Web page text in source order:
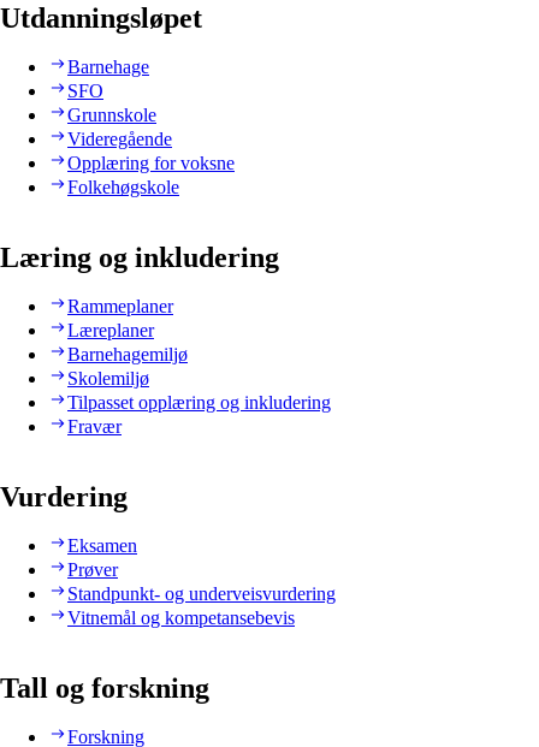
Utdanningsløpet
Barnehage
SFO
Grunnskole
Videregående
Opplæring for voksne
Folkehøgskole
Læring og inkludering
Rammeplaner
Læreplaner
Barnehagemiljø
Skolemiljø
Tilpasset opplæring og inkludering
Fravær
Vurdering
Eksamen
Prøver
Standpunkt- og underveisvurdering
Vitnemål og kompetansebevis
Tall og forskning
Forskning